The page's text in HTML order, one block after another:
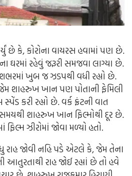
છે કે, કોરોના વાયરસ હવામાં પણ છે.
ઘરમાં રહેવું જરૂરી સમજવા લાગ્યા છે.
ખુબ જ ઝડપથી વધી રહ્યો છે.
શાહરુખ ખાન પણ પોતાની ફેમિલી
કરી રહ્યો છે. વર્ક ફ્રંટની વાત
શાહરુખ ખાન ફિલ્મોથી દૂર છે.
ઝીરોમાં જોવા મળ્યો હતો.
જોવી નહિ પડે એટલે કે, જેમ તેના
આતુરતાથી રાહ જોઈ રહ્યાં છે તો હવે